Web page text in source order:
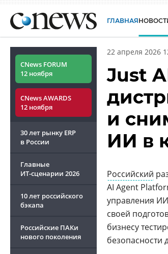
ГЛАВНАЯ
CNews FORUM
12 ноября
CNews AWARDS
12 ноября
30 лет рынку ERP
в России
Главные
ИТ-сценарии 2026
10 лет российского
бэкапа
Российские ПАКи
нового поколения
22 апреля 2026
Just
и
ИИ в
Российский
AI Agent
управления
своей
бизнесу
безопасности